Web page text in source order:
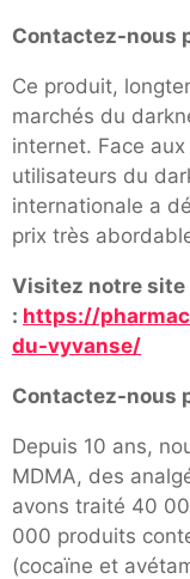
Contactez-nous
Ce produit,
marchés du
internet. Face
utilisateurs du
internationale a
prix très
Visitez notre site
: https://
du-vyvanse/
Contactez-nous
Depuis 10 ans,
MDMA, des
avons traité 40
000 produits
(cocaïne et